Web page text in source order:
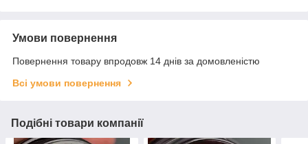
Умови повернення
Повернення товару впродовж 14 днів за домовленістю
Всі умови повернення
Подібні товари компанії